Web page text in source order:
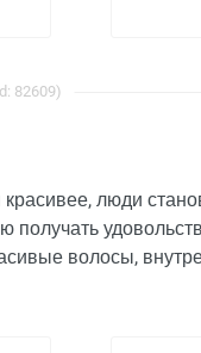
82609)
люди
волосы,